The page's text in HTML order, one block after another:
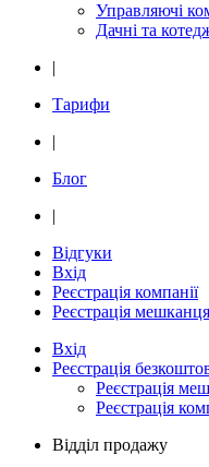
Управляючі
Дачнi та
|
Тарифи
|
Блог
|
Відгуки
Вхід
Реєстрація компанії
Реєстрація мешканця
Вхід
Реєстрація
Реєстрація
Реєстрація
Відділ продажу